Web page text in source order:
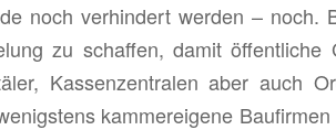
noch ver­hin­dert wer­den – noch.
zu schaf­fen, damit
Kas­sen­zen­tra­len aber auch
kam­mer­ei­ge­ne